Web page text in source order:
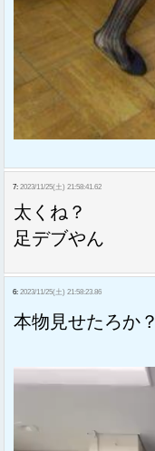
7: 2023/11/25(土) 21:58:41.62
太くね？
足デブやん
6: 2023/11/25(土) 21:58:23.86
本物見せたろか？